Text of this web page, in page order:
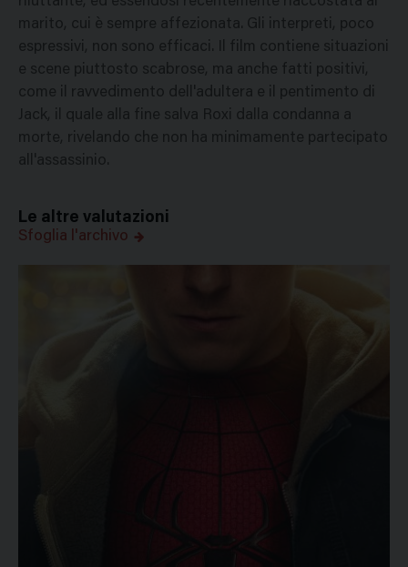
marito, cui è sempre affezionata. Gli interpreti, poco
espressivi, non sono efficaci. Il film contiene situazioni
e scene piuttosto scabrose, ma anche fatti positivi,
come il ravvedimento dell'adultera e il pentimento di
Jack, il quale alla fine salva Roxi dalla condanna a
morte, rivelando che non ha minimamente partecipato
all'assassinio.
Le altre valutazioni
Sfoglia l'archivo